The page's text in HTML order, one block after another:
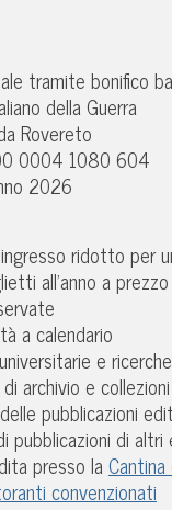
tramite bonifico
della Guerra
Rovereto
0004 1080 604
2026
ridotto per
all’anno a
a calendario
e ricerche
archivio e collezioni
pubblicazioni
pubblicazioni di
presso la Cantina
convenzionati